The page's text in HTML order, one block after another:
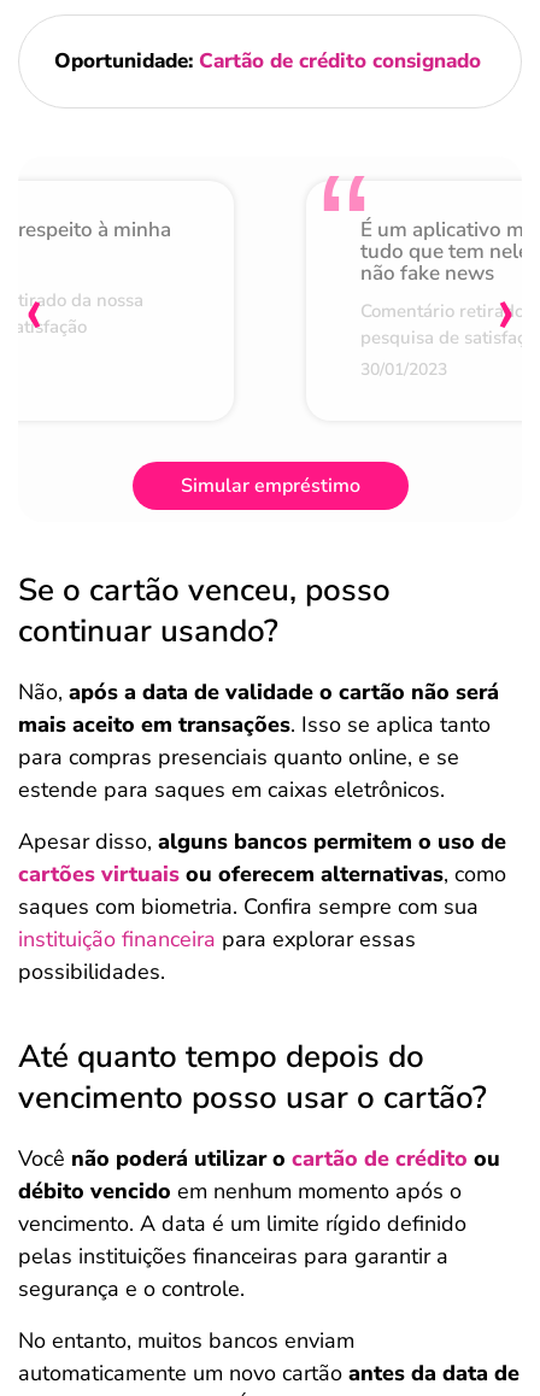
Oportunidade: Cartão de crédito consignado
respeito à minha
da nossa
É um aplicativo
tudo que tem nele
não fake news
Comentário retirado
pesquisa de
30/01/2023
‹ ›
Simular empréstimo
Se o cartão venceu, posso
continuar usando?
Não, após a data de validade o cartão não será
mais aceito em transações. Isso se aplica tanto
para compras presenciais quanto online, e se
estende para saques em caixas eletrônicos.
Apesar disso, alguns bancos permitem o uso de
cartões virtuais ou oferecem alternativas, como
saques com biometria. Confira sempre com sua
instituição financeira para explorar essas
possibilidades.
Até quanto tempo depois do
vencimento posso usar o cartão?
Você não poderá utilizar o cartão de crédito ou
débito vencido em nenhum momento após o
vencimento. A data é um limite rígido definido
pelas instituições financeiras para garantir a
segurança e o controle.
No entanto, muitos bancos enviam
automaticamente um novo cartão antes da data de